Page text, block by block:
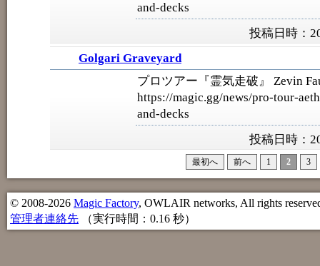
and-decks
投稿日時：
Golgari Graveyard
プロツアー『霊気走破』 Zevin
https://magic.gg/news/pro-tour-
and-decks
投稿日時：
最初へ 前へ 1 2 3
© 2008-2026 Magic Factory, OWLAIR networks, All rights
管理者連絡先 （実行時間：0.16 秒）